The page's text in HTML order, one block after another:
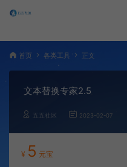
首页 各类工具 正文
文本替换专家2.5
五五社区 2023-02-07
¥ 5 元宝